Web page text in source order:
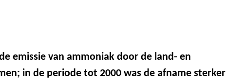
emissie van ammoniak door de land- en
in de periode tot 2000 was de afname sterker